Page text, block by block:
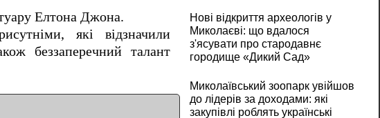
Елтона Джона.
які відзначили
беззаперечний талант
Нові відкриття археологів у
Миколаєві: що вдалося
з'ясувати про стародавнє
городище «Дикий Сад»
Миколаївський зоопарк увійшов
до лідерів за доходами: які
закупівлі роблять українські